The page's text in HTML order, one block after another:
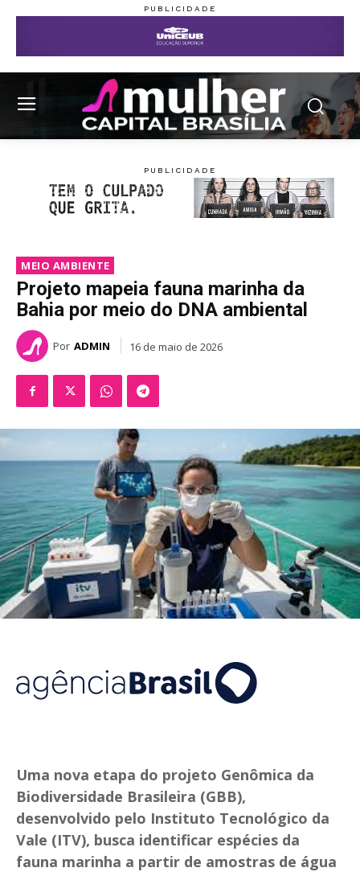
MEIO AMBIENTE
Projeto mapeia fauna marinha da
Bahia por meio do DNA ambiental
Por ADMIN 16 de maio de 2026
Uma nova etapa do projeto Genômica da
Biodiversidade Brasileira (GBB),
desenvolvido pelo Instituto Tecnológico da
Vale (ITV), busca identificar espécies da
fauna marinha a partir de amostras de água